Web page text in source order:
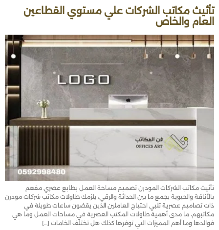
تأثيث مكاتب الشركات علي مستوي القطاعين
العام والخاص
تأثيث مكاتب الشركات المودرن تصميم مساحة العمل بطابع عصري مفعم
بالأناقة والحيوية يجمع ما بين الحداثة والرقي، يلزمك طاولات مكاتب شركات مودرن
ذات تصاميم عصرية تلبي احتياج العاملين الذين يقضون ساعات طويلة في
مكاتبهم، ما مدى أهمية طاولات المكتب العصرية في مساحات العمل وما هي
فوائدها وما أهم المميزات التي توفرها كذلك هل تختلف الخامات […]